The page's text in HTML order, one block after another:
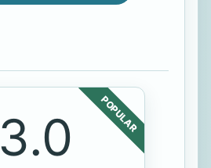
POPULAR
3.0